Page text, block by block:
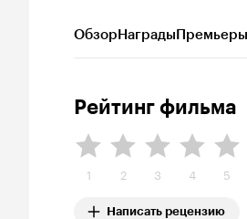
ОбзорНаградыПремьеры
Рейтинг фильма
1 2 3 4 5
Написать рецензию